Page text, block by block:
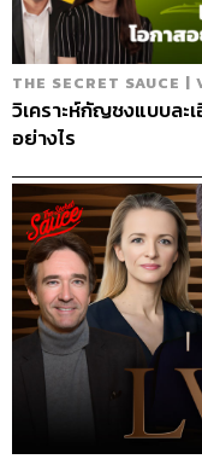
THE SECRET SAUCE |
วิเคราะห์กัญชงแบบละ
อย่างไร